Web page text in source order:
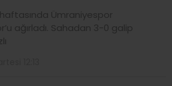
Ümraniyespor
ağırladı. Sahadan 3-0 galip